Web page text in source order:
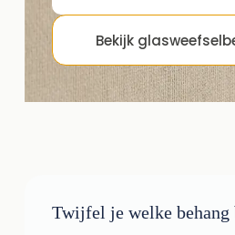
Bekijk
Twijfel je welke behang